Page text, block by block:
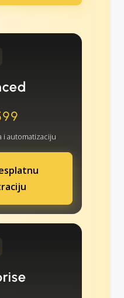
i automatizaciju